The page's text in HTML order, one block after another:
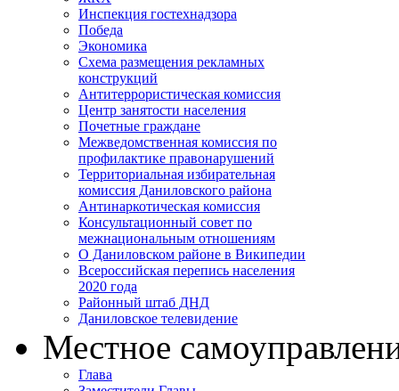
Инспекция гостехнадзора
Победа
Экономика
Схема размещения рекламных
конструкций
Антитеррористическая комиссия
Центр занятости населения
Почетные граждане
Межведомственная комиссия по
профилактике правонарушений
Территориальная избирательная
комиссия Даниловского района
Антинаркотическая комиссия
Консультационный совет по
межнациональным отношениям
О Даниловском районе в Википедии
Всероссийская перепись населения
2020 года
Районный штаб ДНД
Даниловское телевидение
Местное
Глава